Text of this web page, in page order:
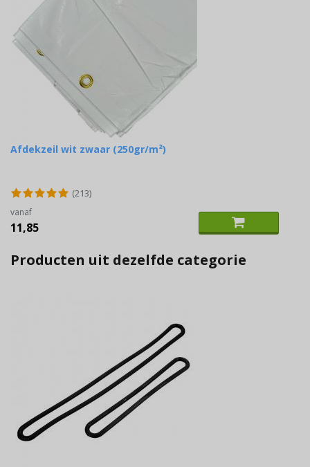
Afdekzeil wit zwaar (250gr/m²)
(213)
vanaf
11,85
Producten uit dezelfde categorie